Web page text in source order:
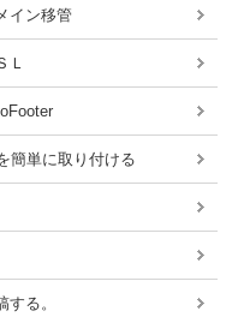
イン移管
簡単に取り付ける
る。